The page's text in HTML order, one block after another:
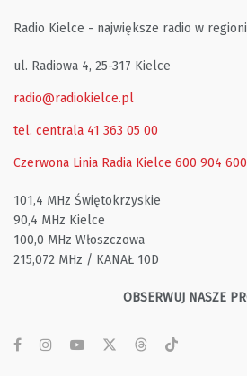
Radio Kielce - największe radio w
ul. Radiowa 4, 25-317 Kielce
radio@radiokielce.pl
tel. centrala 41 363 05 00
Czerwona Linia Radia Kielce 600 904 600
101,4 MHz Świętokrzyskie
90,4 MHz Kielce
100,0 MHz Włoszczowa
215,072 MHz / KANAŁ 10D
OBSERWUJ NASZE